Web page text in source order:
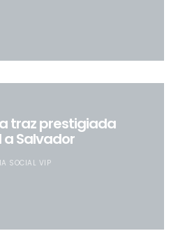
traz prestigiada
Salvador
SOCIAL VIP